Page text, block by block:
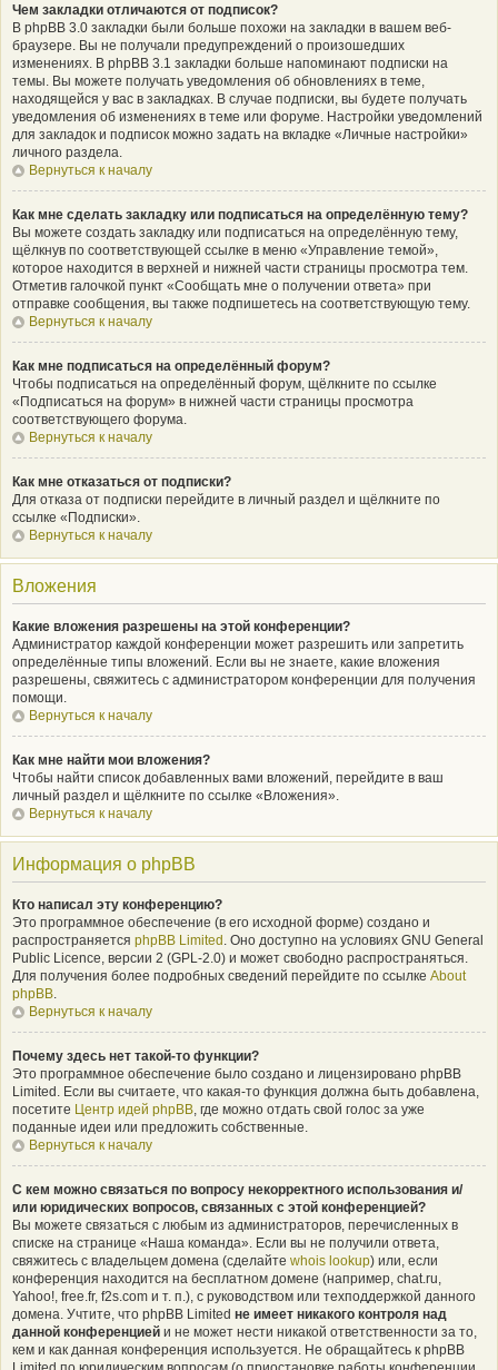
Чем закладки отличаются от подписок?
В phpBB 3.0 закладки были больше похожи на закладки в вашем веб-
браузере. Вы не получали предупреждений о произошедших
изменениях. В phpBB 3.1 закладки больше напоминают подписки на
темы. Вы можете получать уведомления об обновлениях в теме,
находящейся у вас в закладках. В случае подписки, вы будете получать
уведомления об изменениях в теме или форуме. Настройки уведомлений
для закладок и подписок можно задать на вкладке «Личные настройки»
личного раздела.
Вернуться к началу
Как мне сделать закладку или подписаться на определённую тему?
Вы можете создать закладку или подписаться на определённую тему,
щёлкнув по соответствующей ссылке в меню «Управление темой»,
которое находится в верхней и нижней части страницы просмотра тем.
Отметив галочкой пункт «Сообщать мне о получении ответа» при
отправке сообщения, вы также подпишетесь на соответствующую тему.
Вернуться к началу
Как мне подписаться на определённый форум?
Чтобы подписаться на определённый форум, щёлкните по ссылке
«Подписаться на форум» в нижней части страницы просмотра
соответствующего форума.
Вернуться к началу
Как мне отказаться от подписки?
Для отказа от подписки перейдите в личный раздел и щёлкните по
ссылке «Подписки».
Вернуться к началу
Вложения
Какие вложения разрешены на этой конференции?
Администратор каждой конференции может разрешить или запретить
определённые типы вложений. Если вы не знаете, какие вложения
разрешены, свяжитесь с администратором конференции для получения
помощи.
Вернуться к началу
Как мне найти мои вложения?
Чтобы найти список добавленных вами вложений, перейдите в ваш
личный раздел и щёлкните по ссылке «Вложения».
Вернуться к началу
Информация о phpBB
Кто написал эту конференцию?
Это программное обеспечение (в его исходной форме) создано и
распространяется phpBB Limited . Оно доступно на условиях GNU General
Public Licence, версии 2 (GPL-2.0) и может свободно распространяться.
Для получения более подробных сведений перейдите по ссылке About
phpBB.
Вернуться к началу
Почему здесь нет такой-то функции?
Это программное обеспечение было создано и лицензировано phpBB
Limited. Если вы считаете, что какая-то функция должна быть добавлена,
посетите Центр идей phpBB, где можно отдать свой голос за уже
поданные идеи или предложить собственные.
Вернуться к началу
С кем можно связаться по вопросу некорректного использования и/
или юридических вопросов, связанных с этой конференцией?
Вы можете связаться с любым из администраторов, перечисленных в
списке на странице «Наша команда». Если вы не получили ответа,
свяжитесь с владельцем домена (сделайте whois lookup) или, если
конференция находится на бесплатном домене (например, chat.ru,
Yahoo!, free.fr, f2s.com и т. п.), с руководством или техподдержкой данного
домена. Учтите, что phpBB Limited не имеет никакого контроля над
данной конференцией и не может нести никакой ответственности за то,
кем и как данная конференция используется. Не обращайтесь к phpBB